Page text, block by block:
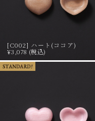
[C002] ハート(ココア)
¥3,078 (税込)